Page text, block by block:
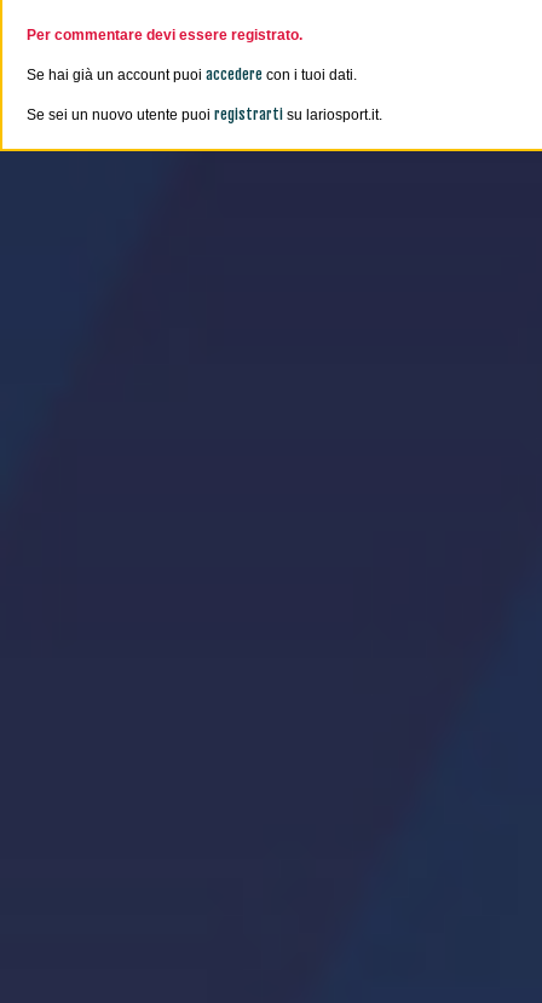
Per commentare devi essere registrato.
Se hai già un account puoi accedere con i tuoi dati.
Se sei un nuovo utente puoi registrarti su lariosport.it.